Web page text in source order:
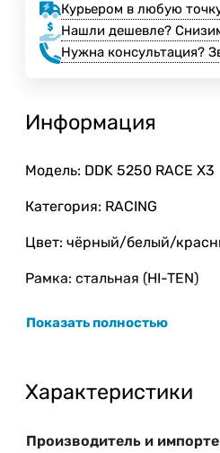
Курьером в любую
Нашли дешевле?
Нужна консультация?
Информация
Модель: DDK 5250 RACE X3
Категория: RACING
Цвет: чёрный/белый/
Рамка: стальная (HI-TEN)
Вес: 310 гр.
Показать полностью
Характеристики
Производитель и